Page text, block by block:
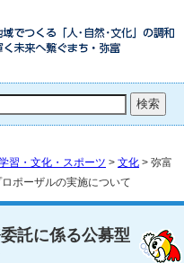
習・文化・スポーツ > 文化 > 弥富
ポーザルの実施について
託に係る公募型